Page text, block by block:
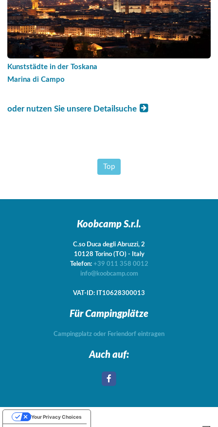
Kunststädte in der Toskana
Marina di Campo
oder nutzen Sie unsere Detailsuche
Top
Koobcamp S.r.l.
C.so Duca degli Abruzzi, 2
10128 Torino (TO) - Italy
Telefon: +39 011 358 0012
info@koobcamp.com
VAT-ID: IT10628300013
Für Campingplätze
Campingplatz oder Feriendorf eintragen
Auch auf:
Your Privacy Choices